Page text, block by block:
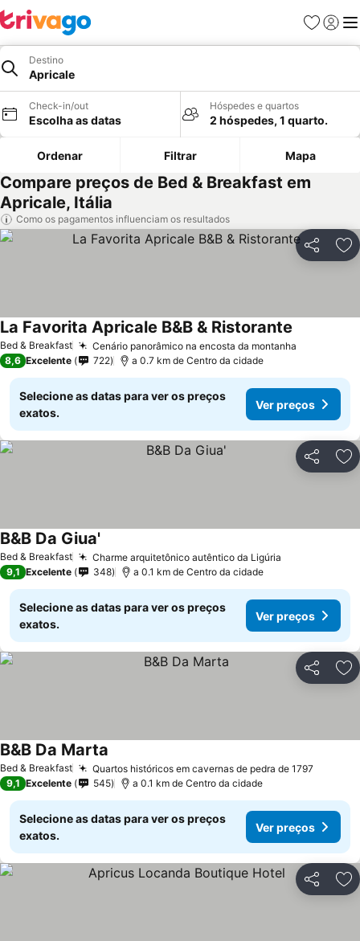
Favoritos
Iniciar
Destino
Apricale
Check-in/out
Escolha as datas
Hóspedes e quartos
2 hóspedes, 1 quarto.
Ordenar Filtrar Mapa
Compare preços de Bed & Breakfast em
Apricale, Itália
Como os pagamentos influenciam os resultados
Partilhar
Bed & Breakfast Cenário panorâmico na encosta da montanha
La Favorita Apricale B&B & Ristorante
8,6 Excelente 722 a 0.7 km de Centro da cidade
Selecione as datas para ver os preços
exatos.
Ver preços
Partilhar
Bed & Breakfast Charme arquitetônico autêntico da Ligúria
B&B Da Giua'
9,1 Excelente 348 a 0.1 km de Centro da cidade
Selecione as datas para ver os preços
exatos.
Ver preços
Partilhar
Bed & Breakfast Quartos históricos em cavernas de pedra de 1797Ver
B&B Da Marta
9,1 Excelente 545 a 0.1 km de Centro da cidade
Selecione as datas para ver os preços
exatos.
Ver preços
Partilhar